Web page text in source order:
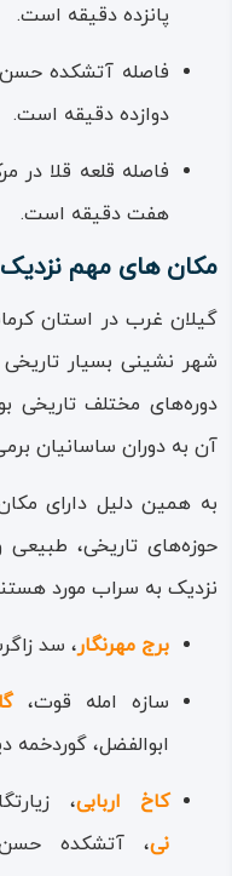
مقدس و متبرک برای مردم
ماهیگیری، شنا و قایق
آب سراب از آب‌های
می‌شود و افزون بر تأمین
بیماری‌های استخوانی
این سراب در فصل بهار
گرمای مطبوع در عین
مهاجری چون مرغابی
قاره‌های دنیا به
مهمانی‌های طبیعی را در
پانزده دقیقه است.
فاصله آتشکده حسن
دوازده دقیقه است.
فاصله قلعه قلا در
هفت دقیقه است.
مکان های مهم
گیلان غرب در استان
شهر نشینی بسیار
دوره‌های مختلف تاریخی
آن به دوران ساسانیان
به همین دلیل دارای
حوزه‌های تاریخی،
نزدیک به سراب مورد
برج مهرنگار، سد
سازه امله قوت،
ابوالفضل، گوردخمه
کاخ اربابی،
نی، آتشکده حسن